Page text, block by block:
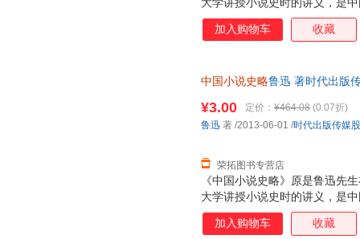
大学讲授小说史时的讲义，是
中国古代小说发生、发展、演
加入购物车 收藏
中国小说史略鲁迅 著时代出版
《中国小说史略》原是鲁迅先
大学讲授小说史时的讲义，是
中国古代小说发生、发展、演
¥3.00 定价： ¥464.08 (0.07折)
荣拓图书专营店
鲁迅 著 /2013-06-01 /时代出版传媒
加入购物车 收藏